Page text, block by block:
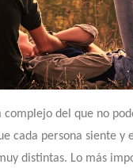
complejo del que no
cada persona siente y
distintas. Lo más